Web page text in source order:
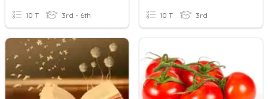
10 T 3rd - 6th 10 T 3rd